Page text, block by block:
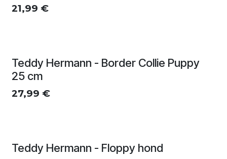
21,99 €
Teddy Hermann - Border Collie Puppy
25 cm
27,99 €
Teddy Hermann - Floppy hond